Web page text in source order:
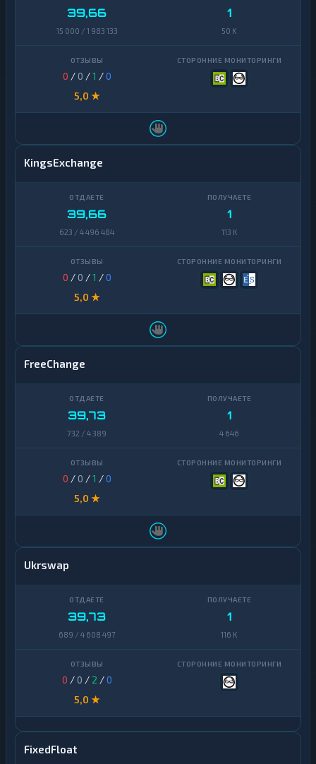
39,66
15 000 / 1 983 133
1
50 K
0 / 0 /1 /0
5,0 ★
KingsExchange
39,66
623 / 4 496 484
1
113 K
0 / 0 /1 /0
5,0 ★
FreeChange
39,73
732 / 4 389
1
4 646
0 / 0 /1 /0
5,0 ★
Ukrswap
39,73
689 / 4 608 497
1
116 K
0 / 0 / 2 /0
5,0 ★
FixedFloat